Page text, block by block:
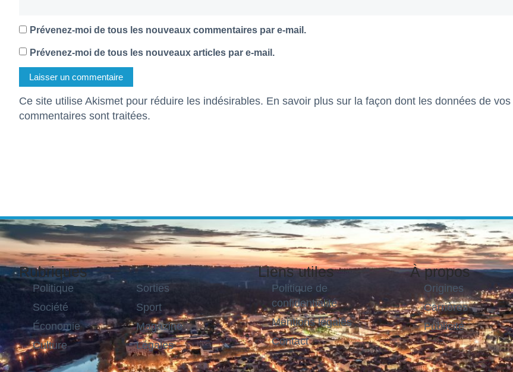
Prévenez-moi de tous les nouveaux commentaires par e-mail.
Prévenez-moi de tous les nouveaux articles par e-mail.
Ce site utilise Akismet pour réduire les indésirables. En savoir plus sur la façon dont les données de vos
commentaires sont traitées.
Rubriques
Politique
Société
Économie
Culture
Sorties
Sport
Magazine
Légales
Liens utiles
Politique de
confidentialité
Mentions légales
Contact
À propos
Origines
Carrières
Publicité